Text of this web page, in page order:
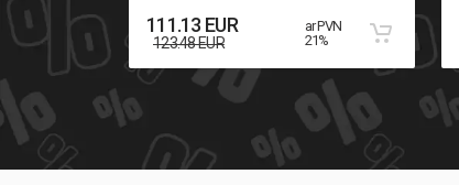
21% 111.13 EUR
123.48 EUR
ar PVN
21%